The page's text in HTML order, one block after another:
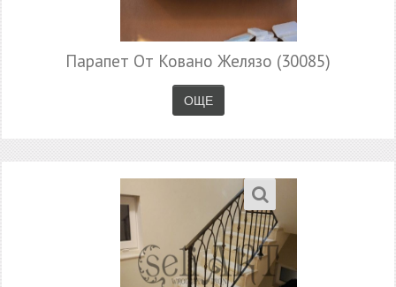
Парапет От Ковано Желязо (30085)
ОЩЕ